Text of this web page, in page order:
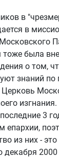
в
в
была
о том,
знаний по
изгнания.
3
из них -